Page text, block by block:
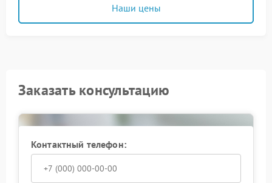
Наши цены
Заказать консультацию
Контактный телефон: